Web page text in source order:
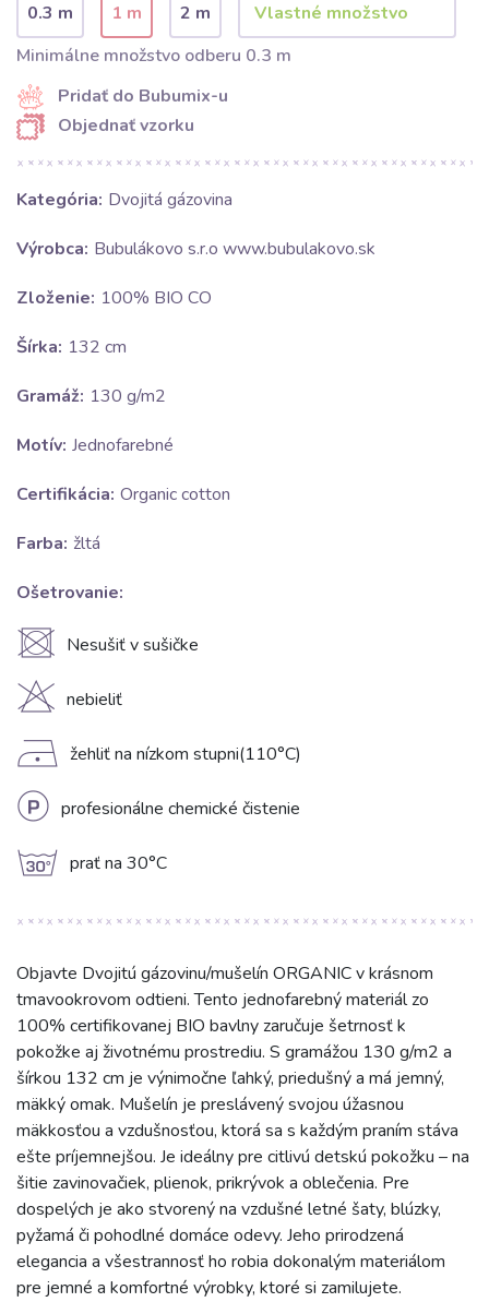
0.3 m 1 m
2 m
Minimálne množstvo odberu 0.3 m
Pridať do Bubumix-u
Objednať vzorku
Kategória: Dvojitá gázovina
Výrobca: Bubulákovo s.r.o www.bubulakovo.sk
Zloženie: 100% BIO CO
Šírka: 132 cm
Gramáž: 130 g/m2
Motív: Jednofarebné
Certifikácia: Organic cotton
Farba: žltá
Ošetrovanie:
U Nesušiť v sušičke
H nebieliť
D žehliť na nízkom stupni(110°C)
L profesionálne chemické čistenie
g prať na 30°C
Objavte Dvojitú gázovinu/mušelín ORGANIC v krásnom
tmavookrovom odtieni. Tento jednofarebný materiál zo
100% certifikovanej BIO bavlny zaručuje šetrnosť k
pokožke aj životnému prostrediu. S gramážou 130 g/m2 a
šírkou 132 cm je výnimočne ľahký, priedušný a má jemný,
mäkký omak. Mušelín je preslávený svojou úžasnou
mäkkosťou a vzdušnosťou, ktorá sa s každým praním stáva
ešte príjemnejšou. Je ideálny pre citlivú detskú pokožku – na
šitie zavinovačiek, plienok, prikrývok a oblečenia. Pre
dospelých je ako stvorený na vzdušné letné šaty, blúzky,
pyžamá či pohodlné domáce odevy. Jeho prirodzená
elegancia a všestrannosť ho robia dokonalým materiálom
pre jemné a komfortné výrobky, ktoré si zamilujete.